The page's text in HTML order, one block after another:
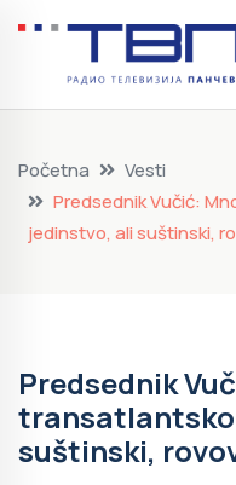
Početna
Vesti
Predsednik Vučić:
jedinstvo, ali suštinski,
Predsednik
suštinski,